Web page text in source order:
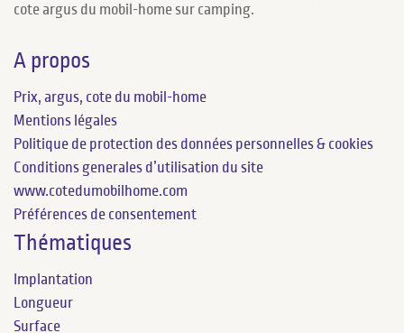
cote argus du mobil-home sur camping.
A propos
Prix, argus, cote du mobil-home
Mentions légales
Politique de protection des données personnelles & cookies
Conditions generales d’utilisation du site
www.cotedumobilhome.com
Préférences de consentement
Thématiques
Implantation
Longueur
Surface